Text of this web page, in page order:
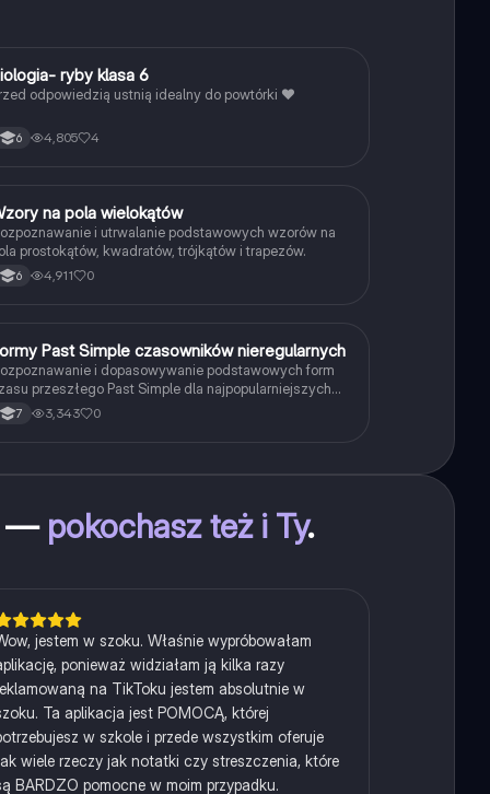
Biologia ryby klasa 6
odpowiedzią ustnią idealny do powtórki ❤️
6 4,805 4
Matematykana pola wielokątów
i utrwalanie podstawowych wzorów na
prostokątów, kwadratów, trójkątów i trapezów.
6 4,911 0
Język angielski
Past Simple czasowników nieregularnych
i dopasowywanie podstawowych form
przeszłego Past Simple dla najpopularniejszych
nieregularnych.
7 3,343 0
— pokochasz też i Ty.
jestem w szoku. Właśnie wypróbowałam
ponieważ widziałam ją kilka razy
na TikToku jestem absolutnie w
Ta aplikacja jest POMOCĄ, której
w szkole i przede wszystkim oferuje
wiele rzeczy jak notatki czy streszczenia, które
BARDZO pomocne w moim przypadku.